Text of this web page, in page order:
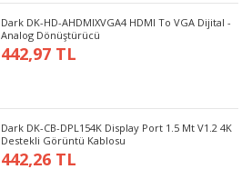
Dark DK-HD-AHDMIXVGA4 HDMI To VGA Dijital -
Analog Dönüştürücü
442,97 TL
Dark DK-CB-DPL154K Display Port 1.5 Mt V1.2 4K
Destekli Görüntü Kablosu
442,26 TL